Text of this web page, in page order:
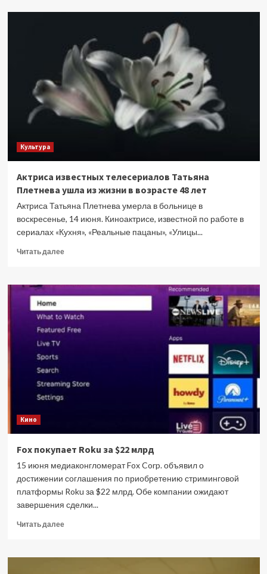
Сделали
разгуляйном,
народном
стиле:
Galibri
&
Mavik
рассказали
историю
Культура
Актриса известных телесериалов Татьяна
Плетнева ушла из жизни в возрасте 48 лет
Актриса Татьяна Плетнева умерла в больнице в
воскресенье, 14 июня. Киноактрисе, известной по работе в
сериалах «Кухня», «Реальные пацаны», «Улицы...
Читать далееПрочитать
Актриса
известных
Татьяна
Плетнева
возрасте
48
Кино
Fox покупает Roku за $22 млрд
15 июня медиаконгломерат Fox Corp. объявил о
достижении соглашения по приобретению стриминговой
платформы Roku за $22 млрд. Обе компании ожидают
завершения сделки...
Читать далееПрочитать
Fox